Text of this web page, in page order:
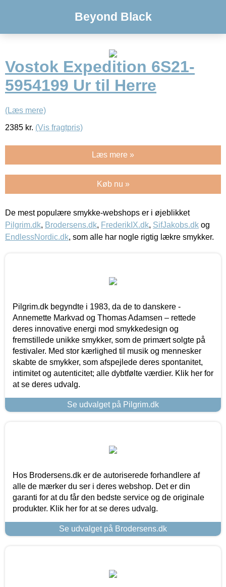
Beyond Black
Vostok Expedition 6S21-
5954199 Ur til Herre
(Læs mere)
2385 kr. (Vis fragtpris)
Læs mere »
Køb nu »
De mest populære smykke-webshops er i øjeblikket
Pilgrim.dk, Brodersens.dk, FrederikIX.dk, SifJakobs.dk og
EndlessNordic.dk, som alle har nogle rigtig lækre smykker.
Pilgrim.dk begyndte i 1983, da de to danskere -
Annemette Markvad og Thomas Adamsen – rettede
deres innovative energi mod smykkedesign og
fremstillede unikke smykker, som de primært solgte på
festivaler. Med stor kærlighed til musik og mennesker
skabte de smykker, som afspejlede deres spontanitet,
intimitet og autenticitet; alle dybtfølte værdier. Klik her for
at se deres udvalg.
Se udvalget på Pilgrim.dk
Hos Brodersens.dk er de autoriserede forhandlere af
alle de mærker du ser i deres webshop. Det er din
garanti for at du får den bedste service og de originale
produkter. Klik her for at se deres udvalg.
Se udvalget på Brodersens.dk